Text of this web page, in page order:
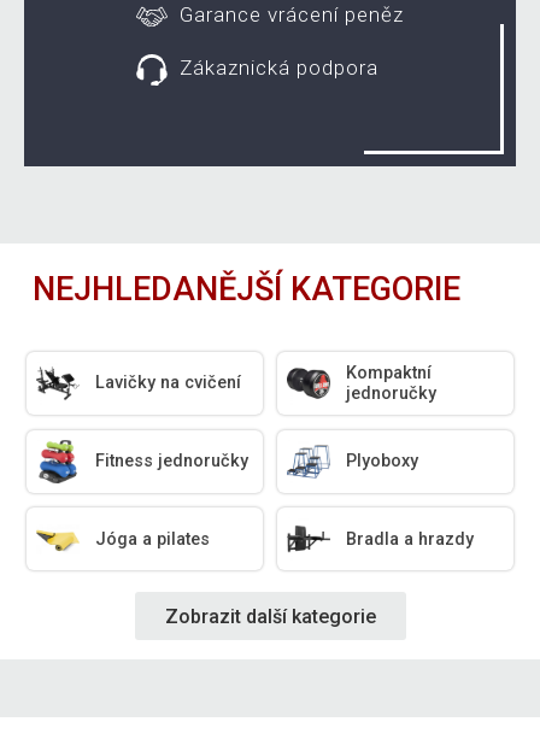
Garance vrácení peněz
Zákaznická podpora
NEJHLEDANĚJŠÍ KATEGORIE
Lavičky na cvičení
Kompaktní
jednoručky
Fitness jednoručky Plyoboxy
Jóga a pilates Bradla a hrazdy
Zobrazit další kategorie